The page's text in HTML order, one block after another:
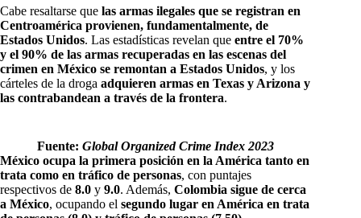
Cabe resaltarse que las armas ilegales que se registran en
Centroamérica provienen, fundamentalmente, de
Estados Unidos. Las estadísticas revelan que entre el 70%
y el 90% de las armas recuperadas en las escenas del
crimen en México se remontan a Estados Unidos, y los
cárteles de la droga adquieren armas en Texas y Arizona y
las contrabandean a través de la frontera.
Fuente: Global Organized Crime Index 2023
México ocupa la primera posición en la América tanto en
trata como en tráfico de personas, con puntajes
respectivos de 8.0 y 9.0. Además, Colombia sigue de cerca
a México, ocupando el segundo lugar en América en trata